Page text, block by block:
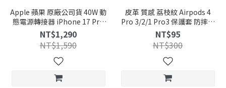
Apple 蘋果 原廠公司貨 40W 動
態電源轉接器 iPhone 17 Pro
Max 最高輸出 60W 充電器 頭
NT$1,290
NT$1,590
皮革 質感 荔枝紋 Airpods 4
Pro 3/2/1 Pro3 保護套 防摔殼
保護殼 扣環 全包覆 軟殼 耳機殼
NT$95
NT$300